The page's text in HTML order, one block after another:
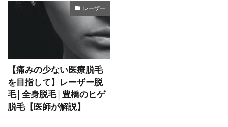
レーザー
【痛みの少ない医療脱毛
を目指して】レーザー脱
毛│全身脱毛│豊橋のヒゲ
脱毛【医師が解説】